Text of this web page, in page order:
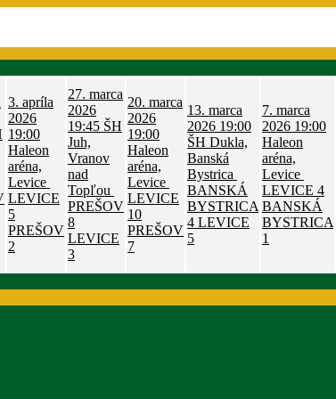
3. apríla
2026
19:00
Haleon
aréna,
Levice
LEVICE
5
PREŠOV
2
27. marca
2026
19:45 ŠH
Juh,
Vranov
nad
Topľou
PREŠOV
8
LEVICE
3
20. marca
2026
19:00
Haleon
aréna,
Levice
LEVICE
10
PREŠOV
7
13. marca
2026 19:00
ŠH Dukla,
Banská
Bystrica
BANSKÁ
BYSTRICA
4 LEVICE
5
7. marca
2026 19:00
Haleon
aréna,
Levice
LEVICE 4
BANSKÁ
BYSTRICA
1